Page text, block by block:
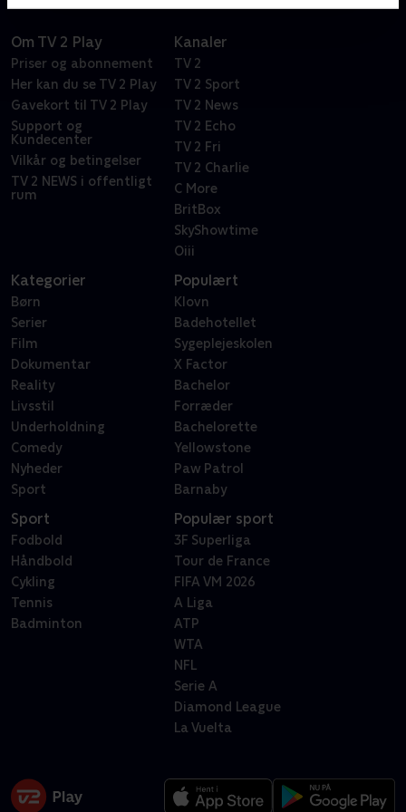
Om TV 2 Play
Priser og abonnement
Her kan du se TV 2 Play
Gavekort til TV 2 Play
Support og
Kundecenter
Vilkår og betingelser
TV 2 NEWS i offentligt
rum
Kanaler
TV 2
TV 2 Sport
TV 2 News
TV 2 Echo
TV 2 Fri
TV 2 Charlie
C More
BritBox
SkyShowtime
Oiii
Kategorier
Børn
Serier
Film
Dokumentar
Reality
Livsstil
Underholdning
Comedy
Nyheder
Sport
Populært
Klovn
Badehotellet
Sygeplejeskolen
X Factor
Bachelor
Forræder
Bachelorette
Yellowstone
Paw Patrol
Barnaby
Sport
Fodbold
Håndbold
Cykling
Tennis
Badminton
Populær sport
3F Superliga
Tour de France
FIFA VM 2026
A Liga
ATP
WTA
NFL
Serie A
Diamond League
La Vuelta